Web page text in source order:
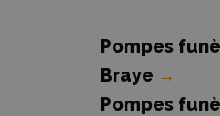
Pompes
Braye →
Pompes